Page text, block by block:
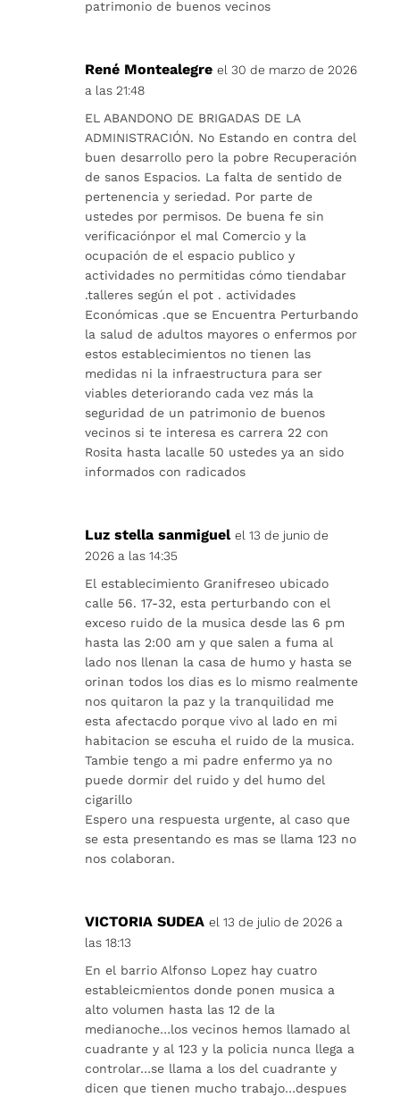
patrimonio de buenos vecinos
René Montealegre el 30 de marzo de 2026
a las 21:48
EL ABANDONO DE BRIGADAS DE LA
ADMINISTRACIÓN. No Estando en contra del
buen desarrollo pero la pobre Recuperación
de sanos Espacios. La falta de sentido de
pertenencia y seriedad. Por parte de
ustedes por permisos. De buena fe sin
verificaciónpor el mal Comercio y la
ocupación de el espacio publico y
actividades no permitidas cómo tiendabar
.talleres según el pot . actividades
Económicas .que se Encuentra Perturbando
la salud de adultos mayores o enfermos por
estos establecimientos no tienen las
medidas ni la infraestructura para ser
viables deteriorando cada vez más la
seguridad de un patrimonio de buenos
vecinos si te interesa es carrera 22 con
Rosita hasta lacalle 50 ustedes ya an sido
informados con radicados
Luz stella sanmiguel el 13 de junio de
2026 a las 14:35
El establecimiento Granifreseo ubicado
calle 56. 17-32, esta perturbando con el
exceso ruido de la musica desde las 6 pm
hasta las 2:00 am y que salen a fuma al
lado nos llenan la casa de humo y hasta se
orinan todos los dias es lo mismo realmente
nos quitaron la paz y la tranquilidad me
esta afectacdo porque vivo al lado en mi
habitacion se escuha el ruido de la musica.
Tambie tengo a mi padre enfermo ya no
puede dormir del ruido y del humo del
cigarillo
Espero una respuesta urgente, al caso que
se esta presentando es mas se llama 123 no
nos colaboran.
VICTORIA SUDEA el 13 de julio de 2026 a
las 18:13
En el barrio Alfonso Lopez hay cuatro
estableicmientos donde ponen musica a
alto volumen hasta las 12 de la
medianoche…los vecinos hemos llamado al
cuadrante y al 123 y la policia nunca llega a
controlar…se llama a los del cuadrante y
dicen que tienen mucho trabajo…despues